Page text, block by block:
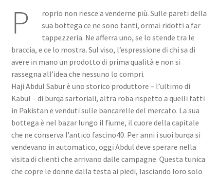
P
roprio non riesce a venderne più. Sulle pareti della
sua bottega ce ne sono tanti, ormai ridotti a far
tappezzeria. Ne afferra uno, se lo stende tra le
braccia, e ce lo mostra. Sul viso, l’espressione di chi sa di
avere in mano un prodotto di prima qualità e non si
rassegna all’idea che nessuno lo compri.
Haji Abdul Sabur è uno storico produttore – l’ultimo di
Kabul – di burqa sartoriali, altra roba rispetto a quelli fatti
in Pakistan e venduti sulle bancarelle del mercato. La sua
bottega è nel bazar lungo il fiume, il cuore della capitale
che ne conserva l’antico fascino40. Per anni i suoi burqa si
vendevano in automatico, oggi Abdul deve sperare nella
visita di clienti che arrivano dalle campagne. Questa tunica
che copre le donne dalla testa ai piedi, lasciando loro solo